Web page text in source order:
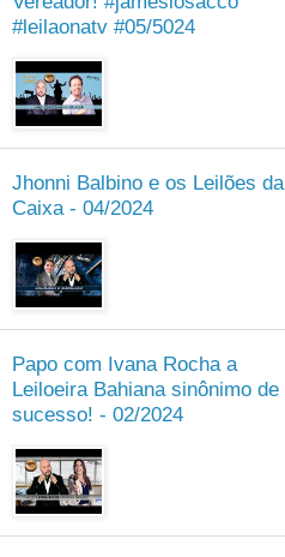
#leilaonatv #05/5024
Jhonni Balbino e os Leilões da
Caixa - 04/2024
Papo com Ivana Rocha a
Leiloeira Bahiana sinônimo de
sucesso! - 02/2024